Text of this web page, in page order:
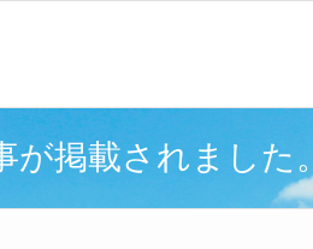
が掲載されました。